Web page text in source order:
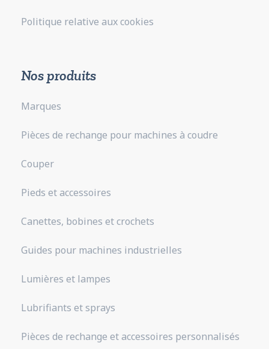
Politique relative aux cookies
Nos produits
Marques
Pièces de rechange pour machines à coudre
Couper
Pieds et accessoires
Canettes, bobines et crochets
Guides pour machines industrielles
Lumières et lampes
Lubrifiants et sprays
Pièces de rechange et accessoires personnalisés